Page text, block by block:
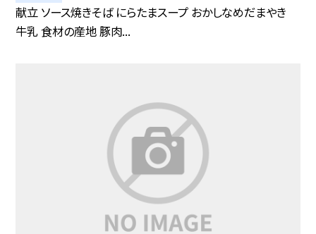
献立 ソース焼きそば にらたまスープ おかしなめだまやき
牛乳 食材の産地 豚肉...